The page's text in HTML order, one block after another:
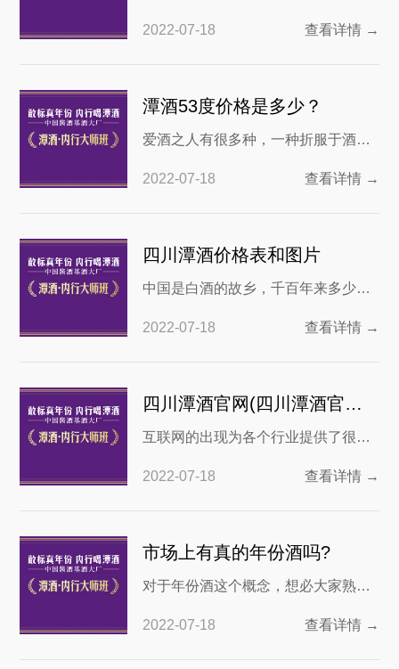
的名句，白酒在我国之所以历年来销
量都很高，正是因为这是国人最为喜
各种类型的饮品中销量是最高的，而
且在婚丧嫁娶酒席宴会上，也是必然
2022-07-18 查看详情 →
潭酒53度价格是多少？
爱酒之人有很多种，一种折服于酒的
种嗜酒如命。潭酒赤水河畔50年的老
牌酱酒厂，传承白酒文化，推出更真
多少，在众多的产品中，哪款酒比较
受欢迎呢？ 在潭酒的产品当中，高端
2022-07-18 查看详情 →
四川潭酒价格表和图片
中国是白酒的故乡，千百年来多少骚
篇。无论是李白“花间一壶酒，独酌无
相亲”的潇洒与孤单，还是白居易“绿蚁
何情何景何时何地，好像酒都是那样
的贴合人生。在这样的酒文化传统中
2022-07-18 查看详情 →
四川潭酒官网(四川潭酒官网旗舰店)
互联网的出现为各个行业提供了很好
大家了解品牌内容，获得品牌购买方
式的主要渠道。四川潭酒官网是集潭
性营销型网站，让消费者更了解潭
酒，更认可潭酒。 而且消费者在四川
2022-07-18 查看详情 →
市场上有真的年份酒吗?
对于年份酒这个概念，想必大家熟悉
多少有些字面的理解，大抵指的是白
酒的生产年份。而陌生则说明绝大多
2022-07-18 查看详情 →